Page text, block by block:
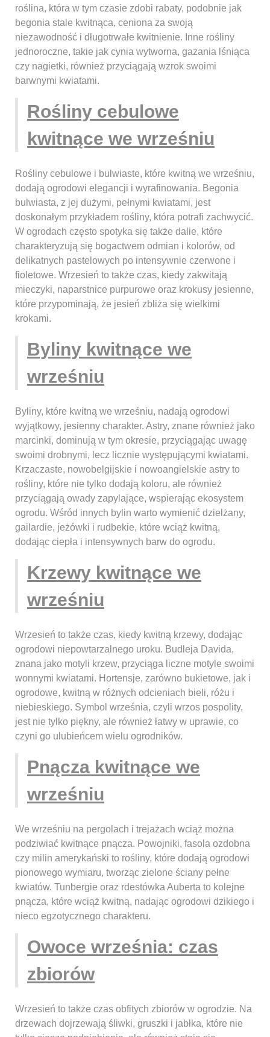
roślina, która w tym czasie zdobi rabaty, podobnie jak
begonia stale kwitnąca, ceniona za swoją
niezawodność i długotrwałe kwitnienie. Inne rośliny
jednoroczne, takie jak cynia wytworna, gazania lśniąca
czy nagietki, również przyciągają wzrok swoimi
barwnymi kwiatami.
Rośliny cebulowe
kwitnące we wrześniu
Rośliny cebulowe i bulwiaste, które kwitną we wrześniu,
dodają ogrodowi elegancji i wyrafinowania. Begonia
bulwiasta, z jej dużymi, pełnymi kwiatami, jest
doskonałym przykładem rośliny, która potrafi zachwycić.
W ogrodach często spotyka się także dalie, które
charakteryzują się bogactwem odmian i kolorów, od
delikatnych pastelowych po intensywnie czerwone i
fioletowe. Wrzesień to także czas, kiedy zakwitają
mieczyki, naparstnice purpurowe oraz krokusy jesienne,
które przypominają, że jesień zbliża się wielkimi
krokami.
Byliny kwitnące we
wrześniu
Byliny, które kwitną we wrześniu, nadają ogrodowi
wyjątkowy, jesienny charakter. Astry, znane również jako
marcinki, dominują w tym okresie, przyciągając uwagę
swoimi drobnymi, lecz licznie występującymi kwiatami.
Krzaczaste, nowobelgijskie i nowoangielskie astry to
rośliny, które nie tylko dodają koloru, ale również
przyciągają owady zapylające, wspierając ekosystem
ogrodu. Wśród innych bylin warto wymienić dzielżany,
gailardie, jeżówki i rudbekie, które wciąż kwitną,
dodając ciepła i intensywnych barw do ogrodu.
Krzewy kwitnące we
wrześniu
Wrzesień to także czas, kiedy kwitną krzewy, dodając
ogrodowi niepowtarzalnego uroku. Budleja Davida,
znana jako motyli krzew, przyciąga liczne motyle swoimi
wonnymi kwiatami. Hortensje, zarówno bukietowe, jak i
ogrodowe, kwitną w różnych odcieniach bieli, różu i
niebieskiego. Symbol września, czyli wrzos pospolity,
jest nie tylko piękny, ale również łatwy w uprawie, co
czyni go ulubieńcem wielu ogrodników.
Pnącza kwitnące we
wrześniu
We wrześniu na pergolach i trejażach wciąż można
podziwiać kwitnące pnącza. Powojniki, fasola ozdobna
czy milin amerykański to rośliny, które dodają ogrodowi
pionowego wymiaru, tworząc zielone ściany pełne
kwiatów. Tunbergie oraz rdestówka Auberta to kolejne
pnącza, które wciąż kwitną, nadając ogrodowi dzikiego i
nieco egzotycznego charakteru.
Owoce września: czas
zbiorów
Wrzesień to także czas obfitych zbiorów w ogrodzie. Na
drzewach dojrzewają śliwki, gruszki i jabłka, które nie